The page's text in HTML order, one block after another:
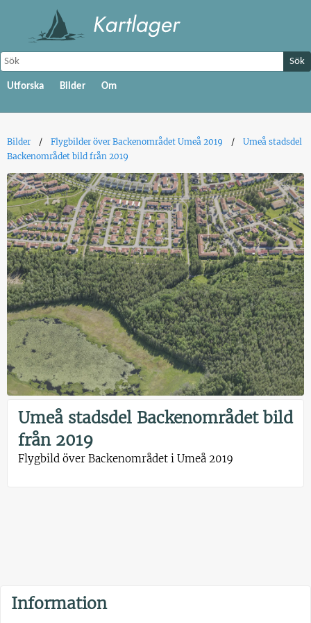
Sök
Utforska Bilder Om
Bilder Flygbilder över Backenområdet Umeå 2019
Umeå stadsdel
Backenområdet bild från 2019
Umeå stadsdel Backenområdet bild
från 2019
Flygbild över Backenområdet i Umeå 2019
Information